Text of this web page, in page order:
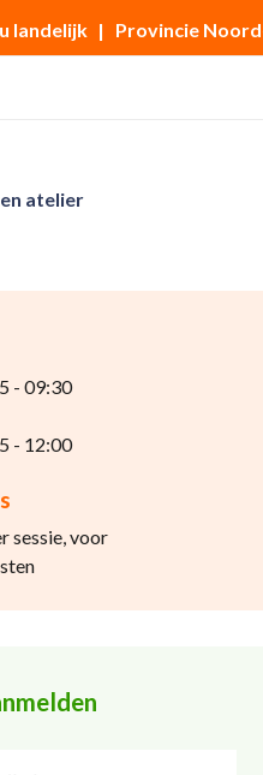
landelijk | Provincie
atelier
- 09:30
- 12:00
sessie, voor